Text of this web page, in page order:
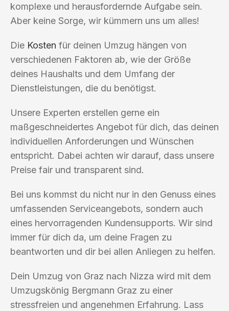
komplexe und herausfordernde Aufgabe sein.
Aber keine Sorge, wir kümmern uns um alles!
Die Kosten für deinen Umzug hängen von
verschiedenen Faktoren ab, wie der Größe
deines Haushalts und dem Umfang der
Dienstleistungen, die du benötigst.
Unsere Experten erstellen gerne ein
maßgeschneidertes Angebot für dich, das deinen
individuellen Anforderungen und Wünschen
entspricht. Dabei achten wir darauf, dass unsere
Preise fair und transparent sind.
Bei uns kommst du nicht nur in den Genuss eines
umfassenden Serviceangebots, sondern auch
eines hervorragenden Kundensupports. Wir sind
immer für dich da, um deine Fragen zu
beantworten und dir bei allen Anliegen zu helfen.
Dein Umzug von Graz nach Nizza wird mit dem
Umzugskönig Bergmann Graz zu einer
stressfreien und angenehmen Erfahrung. Lass